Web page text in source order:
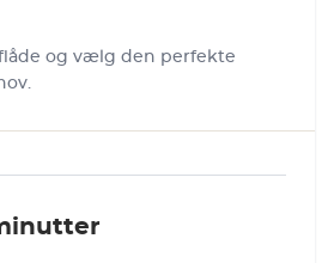
og vælg den perfekte